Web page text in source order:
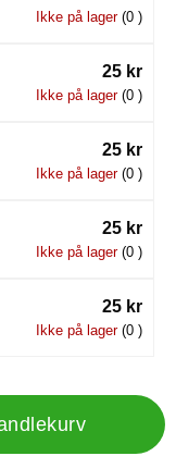
Ikke på lager(0 )
25 kr
Ikke på lager(0 )
25 kr
Ikke på lager(0 )
25 kr
Ikke på lager(0 )
25 kr
Ikke på lager(0 )